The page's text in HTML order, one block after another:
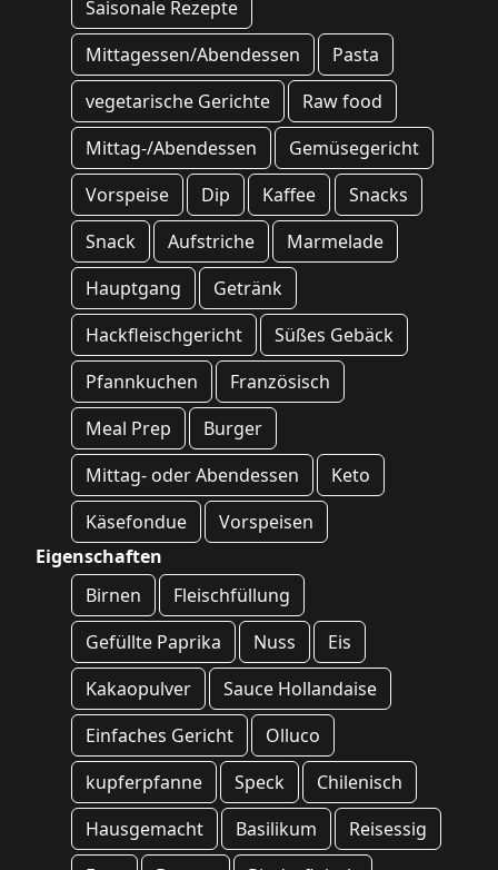
Saisonale Rezepte
Mittagessen/Abendessen
Pasta
vegetarische Gerichte
Raw food
Mittag-/Abendessen
Gemüsegericht
Vorspeise
Dip Kaffee
Snacks
Snack
Aufstriche
Marmelade
Hauptgang
Getränk
Hackfleischgericht
Süßes Gebäck
Pfannkuchen
Französisch
Meal Prep
Burger
Mittag- oder Abendessen
Keto
Käsefondue
Vorspeisen
Eigenschaften
Birnen
Fleischfüllung
Gefüllte Paprika
Nuss
Eis
Kakaopulver
Sauce Hollandaise
Einfaches Gericht
Olluco
kupferpfanne
Speck
Chilenisch
Hausgemacht
Basilikum
Reisessig